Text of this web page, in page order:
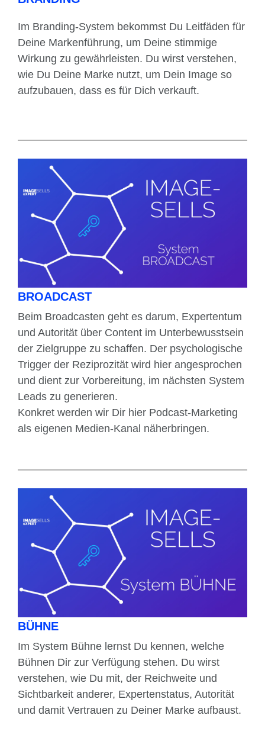
Im Branding-System bekommst Du Leitfäden für
Deine Markenführung, um Deine stimmige
Wirkung zu gewährleisten. Du wirst verstehen,
wie Du Deine Marke nutzt, um Dein Image so
aufzubauen, dass es für Dich verkauft.
BROADCAST
Beim Broadcasten geht es darum, Expertentum
und Autorität über Content im Unterbewusstsein
der Zielgruppe zu schaffen. Der psychologische
Trigger der Reziprozität wird hier angesprochen
und dient zur Vorbereitung, im nächsten System
Leads zu generieren.
Konkret werden wir Dir hier Podcast-Marketing
als eigenen Medien-Kanal näherbringen.
BÜHNE
Im System Bühne lernst Du kennen, welche
Bühnen Dir zur Verfügung stehen. Du wirst
verstehen, wie Du mit, der Reichweite und
Sichtbarkeit anderer, Expertenstatus, Autorität
und damit Vertrauen zu Deiner Marke aufbaust.